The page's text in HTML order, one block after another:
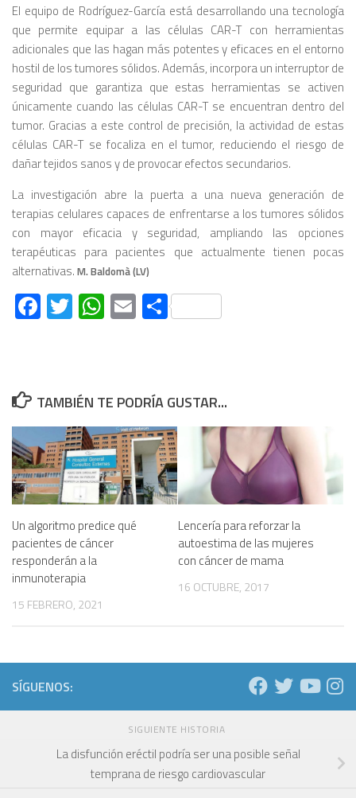
El equipo de Rodríguez-García está desarrollando una tecnología
que permite equipar a las células CAR-T con herramientas
adicionales que las hagan más potentes y eficaces en el entorno
hostil de los tumores sólidos. Además, incorpora un interruptor de
seguridad que garantiza que estas herramientas se activen
únicamente cuando las células CAR-T se encuentran dentro del
tumor. Gracias a este control de precisión, la actividad de estas
células CAR-T se focaliza en el tumor, reduciendo el riesgo de
dañar tejidos sanos y de provocar efectos secundarios.
La investigación abre la puerta a una nueva generación de
terapias celulares capaces de enfrentarse a los tumores sólidos
con mayor eficacia y seguridad, ampliando las opciones
terapéuticas para pacientes que actualmente tienen pocas
alternativas. M. Baldomà (LV)
Facebook
Twitter
WhatsApp
EmailCompartir
TAMBIÉN TE PODRÍA GUSTAR...
Un algoritmo predice qué
pacientes de cáncer
responderán a la
inmunoterapia
15 FEBRERO, 2021
Lencería para reforzar la
autoestima de las mujeres
con cáncer de mama
16 OCTUBRE, 2017
SÍGUENOS:
SIGUIENTE HISTORIA
La disfunción eréctil podría ser una posible señal
temprana de riesgo cardiovascular